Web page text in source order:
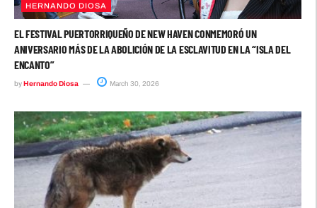
HERNANDO DIOSA
EL FESTIVAL PUERTORRIQUEÑO DE NEW HAVEN CONMEMORÓ UN
ANIVERSARIO MÁS DE LA ABOLICIÓN DE LA ESCLAVITUD EN LA “ISLA DEL
ENCANTO”
byHernando Diosa March 30, 2026